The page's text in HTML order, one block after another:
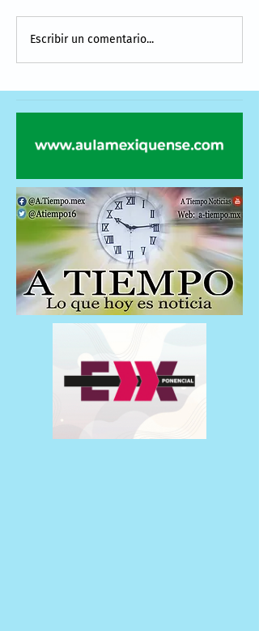
Escribir un comentario...